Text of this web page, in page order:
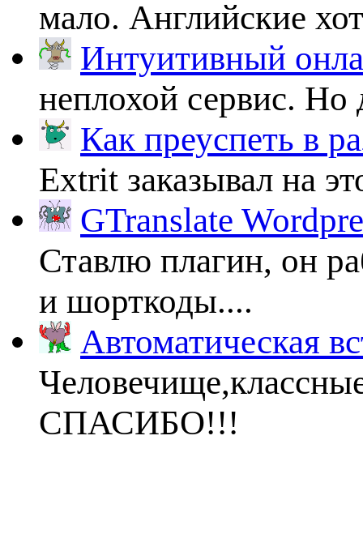
мало. Английские
Интуитивный
неплохой сервис.
Как преуспеть в
Extrit заказывал на
GTranslate
Ставлю плагин, он
и шорткоды....
Автоматическая
СПАСИБО!!!